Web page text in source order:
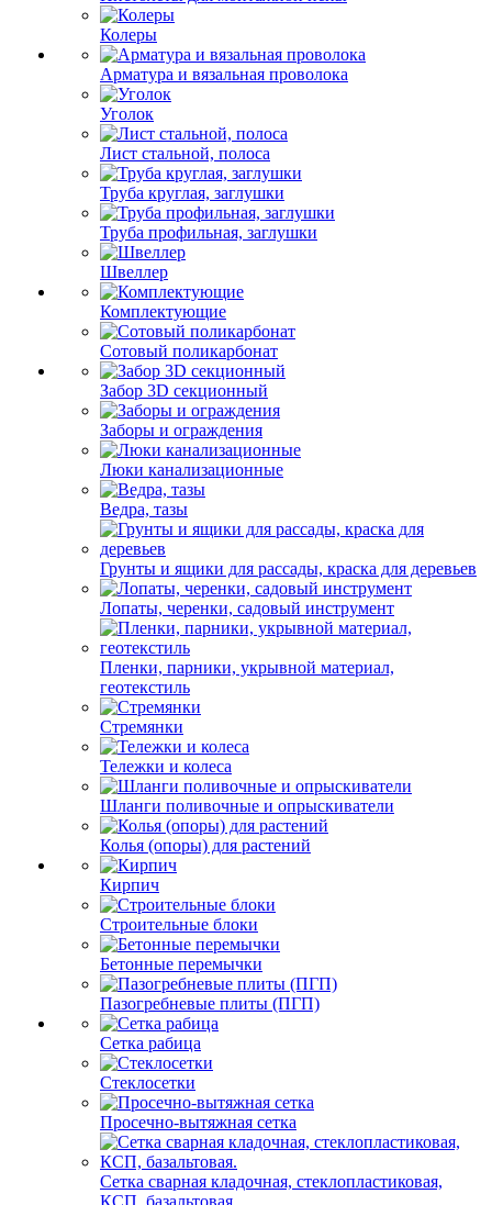
Колеры
Арматура и вязальная проволока
Уголок
Лист стальной, полоса
Труба круглая, заглушки
Труба профильная, заглушки
Швеллер
Комплектующие
Сотовый поликарбонат
Забор 3D секционный
Заборы и ограждения
Люки канализационные
Ведра, тазы
Грунты и ящики для рассады, краска для деревьев
Лопаты, черенки, садовый инструмент
Пленки, парники, укрывной материал,
геотекстиль
Стремянки
Тележки и колеса
Шланги поливочные и опрыскиватели
Колья (опоры) для растений
Кирпич
Строительные блоки
Бетонные перемычки
Пазогребневые плиты (ПГП)
Сетка рабица
Стеклосетки
Просечно-вытяжная сетка
Сетка сварная кладочная, стеклопластиковая,
КСП, базальтовая.